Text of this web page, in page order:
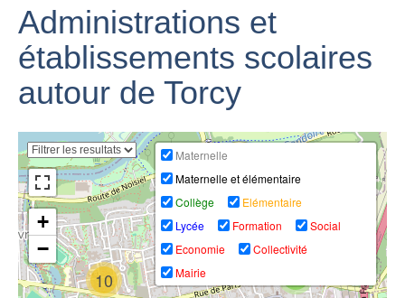
TORCY 77200-
L'Arche Guedon
un accident avec
un car scolaire,
plusieurs
enfants blessés
la brigade
torcy au foyer
Adoma
Administrations et
établissements scolaires
autour de Torcy
10
+
−
Maternelle
Maternelle et élémentaire
Collège
Elémentaire
Lycée
Formation
Social
Economie
Collectivité
Mairie